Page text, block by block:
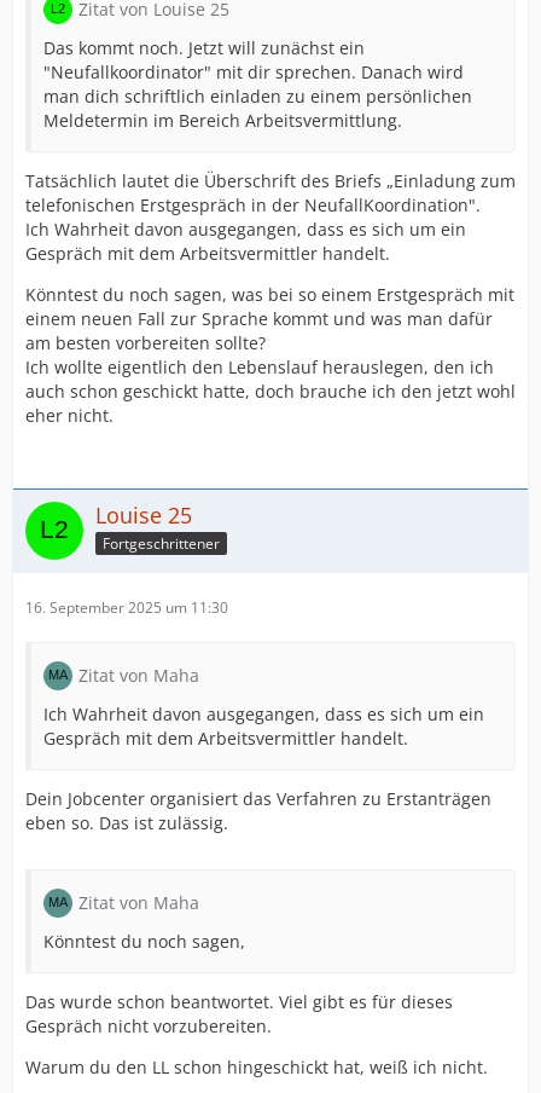
Zitat von Louise 25
Das kommt noch. Jetzt will zunächst ein
"Neufallkoordinator" mit dir sprechen. Danach wird
man dich schriftlich einladen zu einem persönlichen
Meldetermin im Bereich Arbeitsvermittlung.
Tatsächlich lautet die Überschrift des Briefs „Einladung zum
telefonischen Erstgespräch in der NeufallKoordination".
Ich Wahrheit davon ausgegangen, dass es sich um ein
Gespräch mit dem Arbeitsvermittler handelt.
Könntest du noch sagen, was bei so einem Erstgespräch mit
einem neuen Fall zur Sprache kommt und was man dafür
am besten vorbereiten sollte?
Ich wollte eigentlich den Lebenslauf herauslegen, den ich
auch schon geschickt hatte, doch brauche ich den jetzt wohl
eher nicht.
Louise 25
Fortgeschrittener
16. September 2025 um 11:30
Zitat von Maha
Ich Wahrheit davon ausgegangen, dass es sich um ein
Gespräch mit dem Arbeitsvermittler handelt.
Dein Jobcenter organisiert das Verfahren zu Erstanträgen
eben so. Das ist zulässig.
Zitat von Maha
Könntest du noch sagen,
Das wurde schon beantwortet. Viel gibt es für dieses
Gespräch nicht vorzubereiten.
Warum du den LL schon hingeschickt hat, weiß ich nicht.